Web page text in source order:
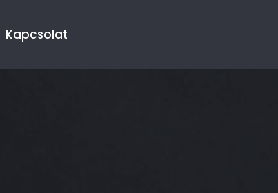
Kapcsolat